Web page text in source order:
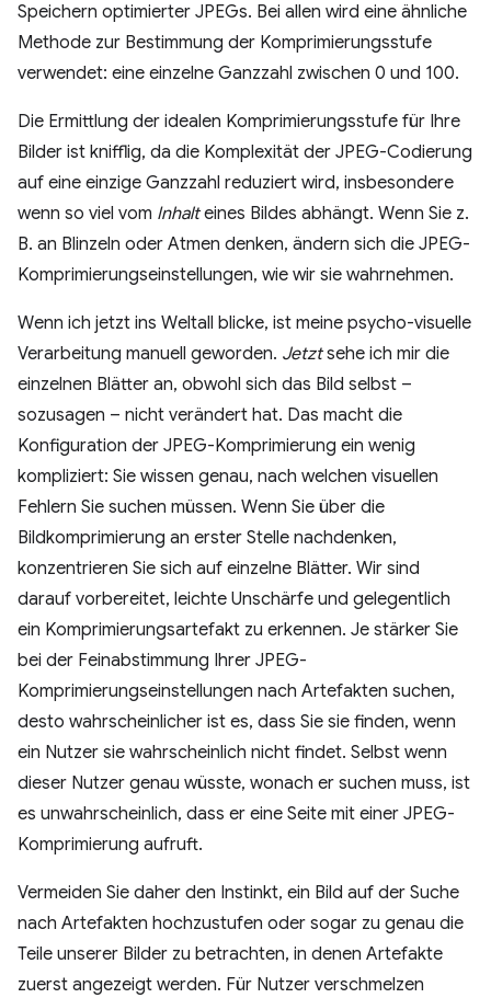
Speichern optimierter JPEGs. Bei allen wird eine ähnliche
Methode zur Bestimmung der Komprimierungsstufe
verwendet: eine einzelne Ganzzahl zwischen 0 und 100.
Die Ermittlung der idealen Komprimierungsstufe für Ihre
Bilder ist knifflig, da die Komplexität der JPEG-Codierung
auf eine einzige Ganzzahl reduziert wird, insbesondere
wenn so viel vom Inhalteines Bildes abhängt. Wenn Sie z.
B. an Blinzeln oder Atmen denken, ändern sich die JPEG-
Komprimierungseinstellungen, wie wir sie wahrnehmen.
Wenn ich jetzt ins Weltall blicke, ist meine psycho-visuelle
Verarbeitung manuell geworden. Jetztsehe ich mir die
einzelnen Blätter an, obwohl sich das Bild selbst –
sozusagen – nicht verändert hat. Das macht die
Konfiguration der JPEG-Komprimierung ein wenig
kompliziert: Sie wissen genau, nach welchen visuellen
Fehlern Sie suchen müssen. Wenn Sie über die
Bildkomprimierung an erster Stelle nachdenken,
konzentrieren Sie sich auf einzelne Blätter. Wir sind
darauf vorbereitet, leichte Unschärfe und gelegentlich
ein Komprimierungsartefakt zu erkennen. Je stärker Sie
bei der Feinabstimmung Ihrer JPEG-
Komprimierungseinstellungen nach Artefakten suchen,
desto wahrscheinlicher ist es, dass Sie sie finden, wenn
ein Nutzer sie wahrscheinlich nicht findet. Selbst wenn
dieser Nutzer genau wüsste, wonach er suchen muss, ist
es unwahrscheinlich, dass er eine Seite mit einer JPEG-
Komprimierung aufruft.
Vermeiden Sie daher den Instinkt, ein Bild auf der Suche
nach Artefakten hochzustufen oder sogar zu genau die
Teile unserer Bilder zu betrachten, in denen Artefakte
zuerst angezeigt werden. Für Nutzer verschmelzen